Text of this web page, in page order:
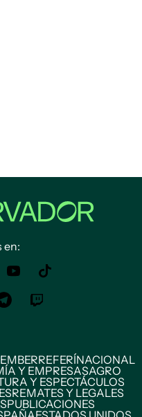
en:
REFERÍNACIONAL
Y EMPRESASAGRO
Y ESPECTÁCULOS
REMATES Y LEGALES
PUBLICACIONES